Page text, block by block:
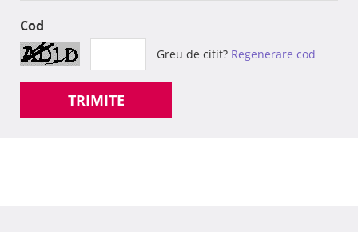
Cod
Greu de citit? Regenerare cod
TRIMITE